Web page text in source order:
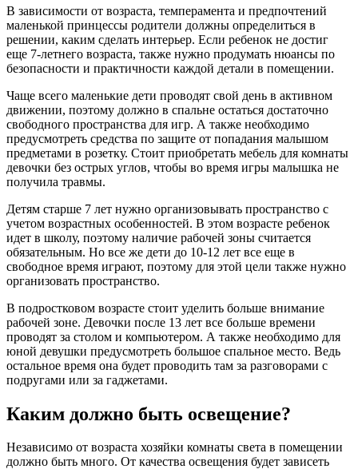
В зависимости от возраста, темперамента и предпочтений
маленькой принцессы родители должны определиться в
решении, каким сделать интерьер. Если ребенок не достиг
еще 7-летнего возраста, также нужно продумать нюансы по
безопасности и практичности каждой детали в помещении.
Чаще всего маленькие дети проводят свой день в активном
движении, поэтому должно в спальне остаться достаточно
свободного пространства для игр. А также необходимо
предусмотреть средства по защите от попадания малышом
предметами в розетку. Стоит приобретать мебель для комнаты
девочки без острых углов, чтобы во время игры малышка не
получила травмы.
Детям старше 7 лет нужно организовывать пространство с
учетом возрастных особенностей. В этом возрасте ребенок
идет в школу, поэтому наличие рабочей зоны считается
обязательным. Но все же дети до 10-12 лет все еще в
свободное время играют, поэтому для этой цели также нужно
организовать пространство.
В подростковом возрасте стоит уделить больше внимание
рабочей зоне. Девочки после 13 лет все больше времени
проводят за столом и компьютером. А также необходимо для
юной девушки предусмотреть большое спальное место. Ведь
остальное время она будет проводить там за разговорами с
подругами или за гаджетами.
Каким должно быть освещение?
Независимо от возраста хозяйки комнаты света в помещении
должно быть много. От качества освещения будет зависеть